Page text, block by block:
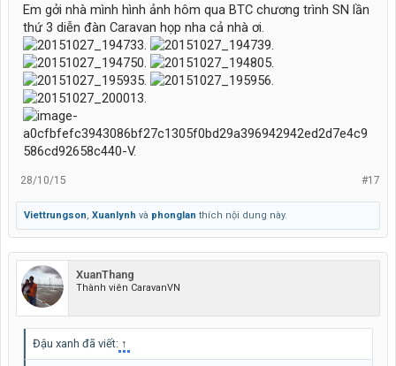
Em gởi nhà mình hình ảnh hôm qua BTC chương trình SN lần
thứ 3 diễn đàn Caravan họp nha cả nhà ơi.
#17
28/10/15
Viettrungson, Xuanlynh và phonglan thích nội dung này.
XuanThang
Thành viên CaravanVN
Đậu xanh đã viết: ↑